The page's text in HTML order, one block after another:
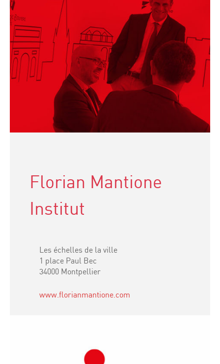
Florian Mantione
Institut
Les échelles de la ville
1 place Paul Bec
34000 Montpellier
www.florianmantione.com